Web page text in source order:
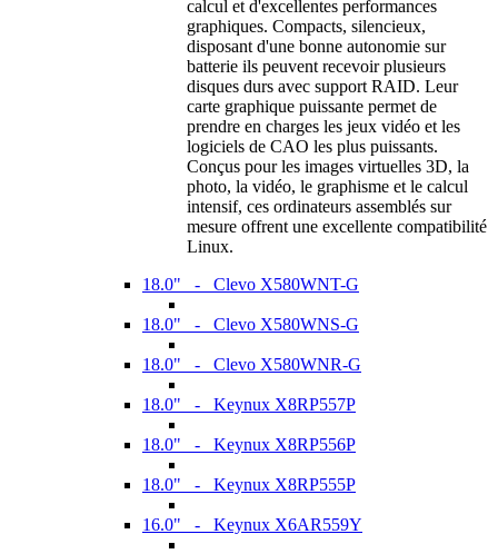
calcul et d'excellentes performances
graphiques. Compacts, silencieux,
disposant d'une bonne autonomie sur
batterie ils peuvent recevoir plusieurs
disques durs avec support RAID. Leur
carte graphique puissante permet de
prendre en charges les jeux vidéo et les
logiciels de CAO les plus puissants.
Conçus pour les images virtuelles 3D, la
photo, la vidéo, le graphisme et le calcul
intensif, ces ordinateurs assemblés sur
mesure offrent une excellente compatibilité
Linux.
18.0" - Clevo X580WNT-G
18.0" - Clevo X580WNS-G
18.0" - Clevo X580WNR-G
18.0" - Keynux X8RP557P
18.0" - Keynux X8RP556P
18.0" - Keynux X8RP555P
16.0" - Keynux X6AR559Y